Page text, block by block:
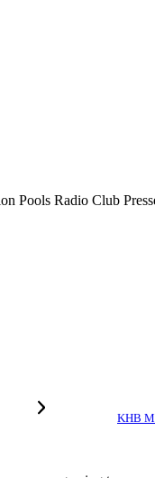
Pools Radio Club
KHB